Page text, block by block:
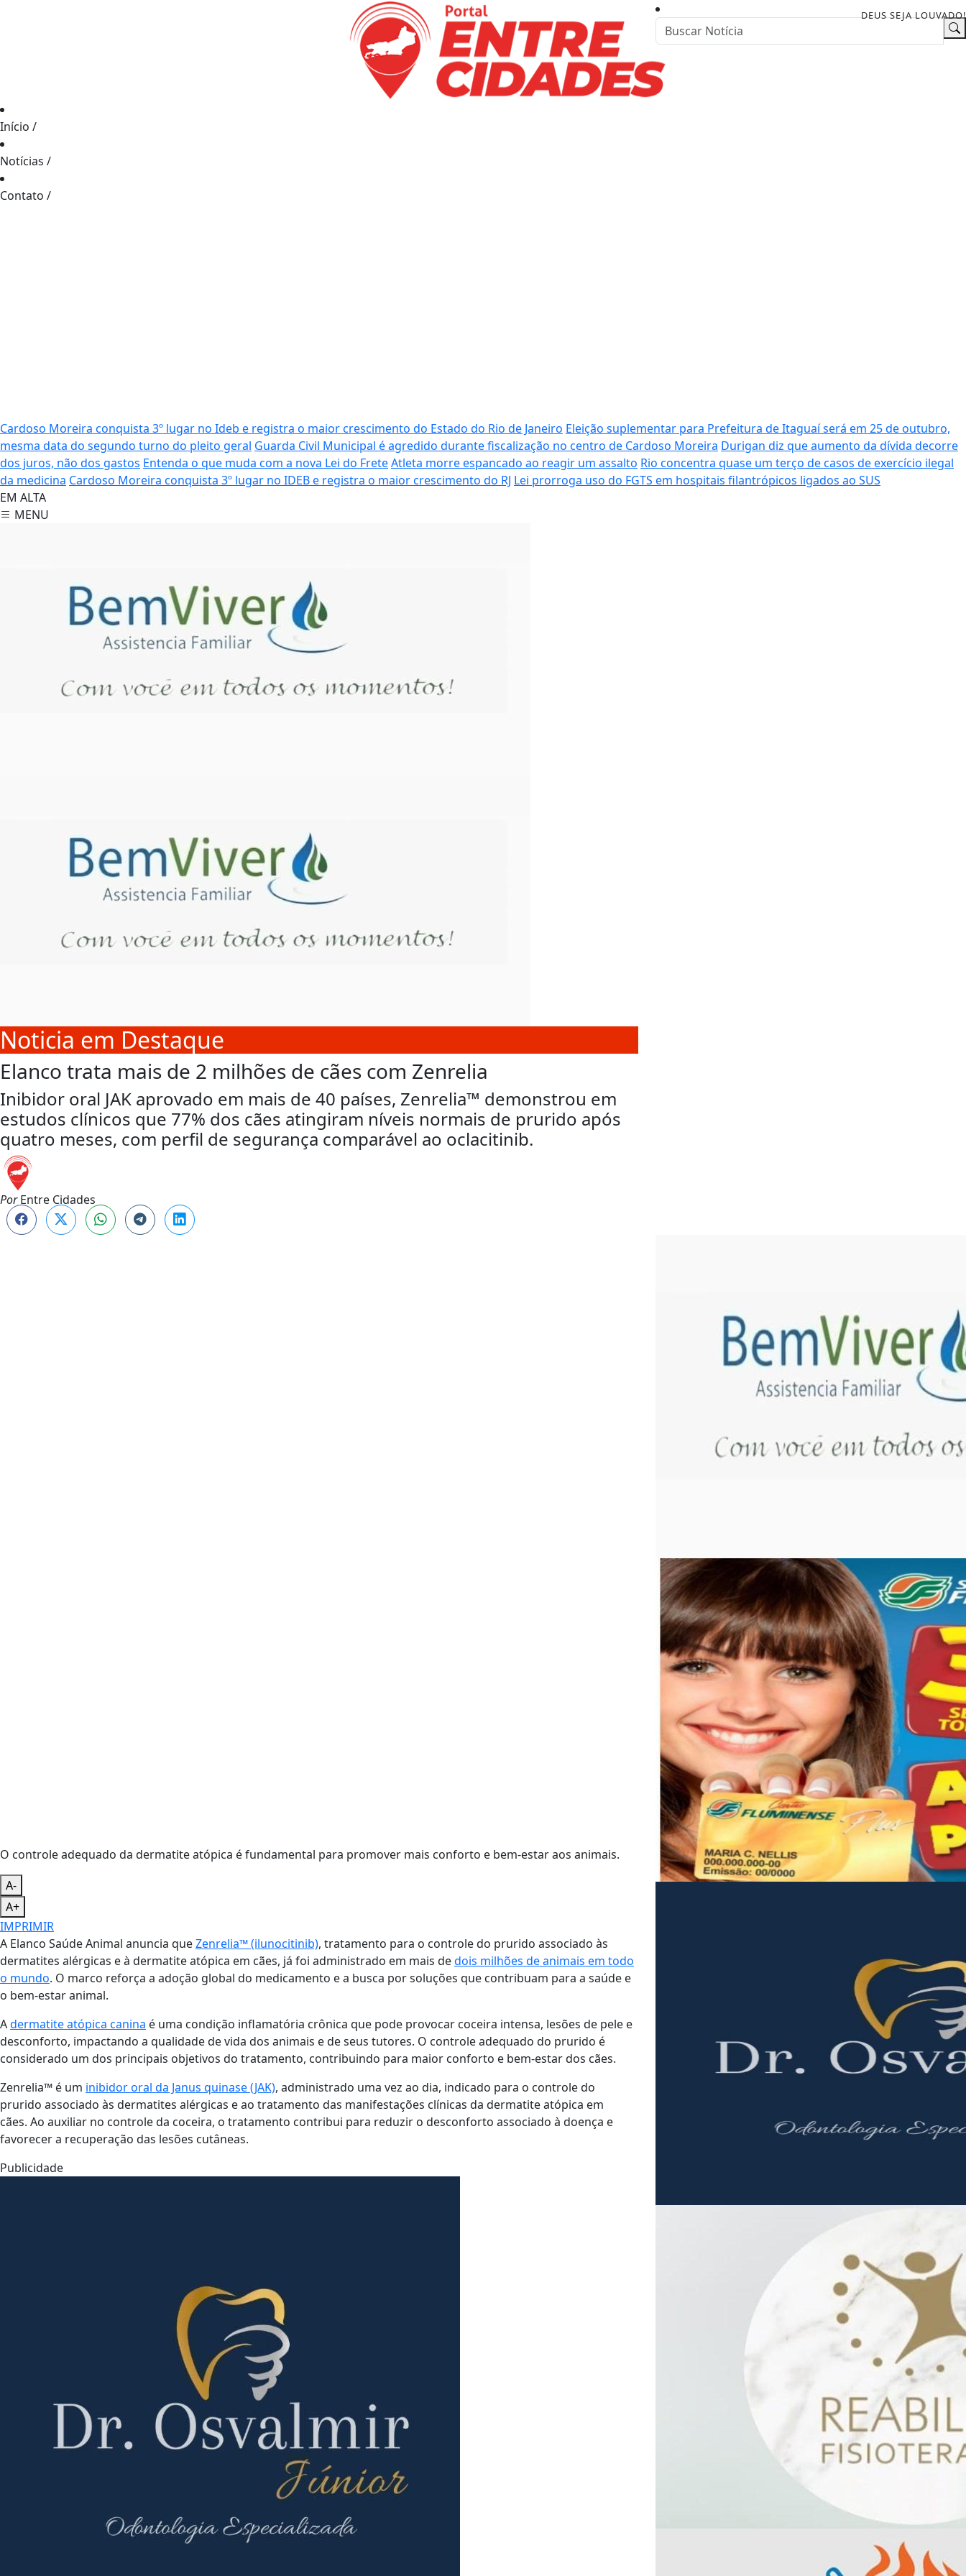
DEUS SEJA LOUVADO!
Início /
Notícias /
Contato /
Cardoso Moreira conquista 3º lugar no Ideb e registra o maior crescimento do Estado do Rio de Janeiro Eleição suplementar para Prefeitura de Itaguaí será em 25 de outubro,
mesma data do segundo turno do pleito geral Guarda Civil Municipal é agredido durante fiscalização no centro de Cardoso Moreira Durigan diz que aumento da dívida decorre
dos juros, não dos gastos Entenda o que muda com a nova Lei do FreteAtleta morre espancado ao reagir um assalto Rio concentra quase um terço de casos de exercício ilegal
da medicina Cardoso Moreira conquista 3º lugar no IDEB e registra o maior crescimento do RJ Lei prorroga uso do FGTS em hospitais filantrópicos ligados ao SUS
EM ALTA
MENU
Noticia em Destaque
Elanco trata mais de 2 milhões de cães com Zenrelia
Inibidor oral JAK aprovado em mais de 40 países, Zenrelia™ demonstrou em
estudos clínicos que 77% dos cães atingiram níveis normais de prurido após
quatro meses, com perfil de segurança comparável ao oclacitinib.
PorEntre Cidades
O controle adequado da dermatite atópica é fundamental para promover mais conforto e bem-estar aos animais.
A-
A+
IMPRIMIR
A Elanco Saúde Animal anuncia queZenrelia™ (ilunocitinib), tratamento para o controle do prurido associado às
dermatites alérgicas e à dermatite atópica em cães, já foi administrado em mais dedois milhões de animais em todo
o mundo. O marco reforça a adoção global do medicamento e a busca por soluções que contribuam para a saúde e
o bem-estar animal.
Adermatite atópica canina é uma condição inflamatória crônica que pode provocar coceira intensa, lesões de pele e
desconforto, impactando a qualidade de vida dos animais e de seus tutores. O controle adequado do prurido é
considerado um dos principais objetivos do tratamento, contribuindo para maior conforto e bem-estar dos cães.
Zenrelia™ é um inibidor oral da Janus quinase (JAK), administrado uma vez ao dia, indicado para o controle do
prurido associado às dermatites alérgicas e ao tratamento das manifestações clínicas da dermatite atópica em
cães. Ao auxiliar no controle da coceira, o tratamento contribui para reduzir o desconforto associado à doença e
favorecer a recuperação das lesões cutâneas.
Publicidade